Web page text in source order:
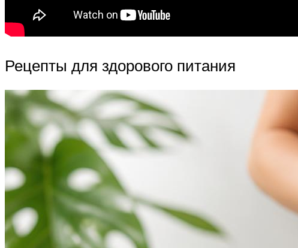
Рецепты для здорового питания